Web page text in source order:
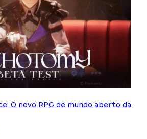
O novo RPG de mundo aberto da